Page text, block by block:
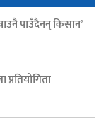
पाउँदैनन् किसान’